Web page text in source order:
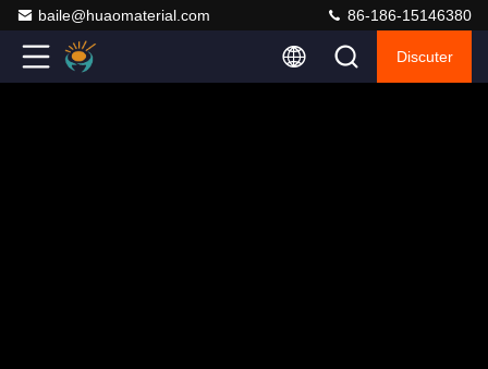
baile@huaomaterial.com 86-186-15146380
Discuter